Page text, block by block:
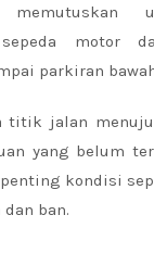
sepeda motor
parkiran
titik jalan
yang belum
kondisi
ban.